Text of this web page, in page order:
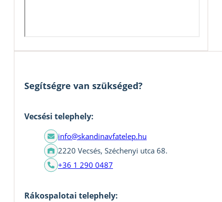
Segítségre van szükséged?
Vecsési telephely:
info@skandinavfatelep.hu
2220 Vecsés, Széchenyi utca 68.
+36 1 290 0487
Rákospalotai telephely: